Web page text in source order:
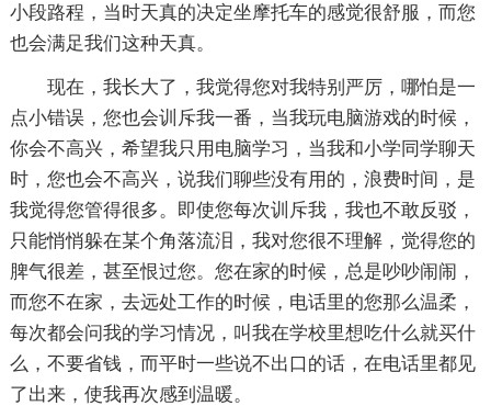
小段路程，当时天真的决定坐摩托车的感觉很舒服，而您
也会满足我们这种天真。
现在，我长大了，我觉得您对我特别严厉，哪怕是一
点小错误，您也会训斥我一番，当我玩电脑游戏的时候，
你会不高兴，希望我只用电脑学习，当我和小学同学聊天
时，您也会不高兴，说我们聊些没有用的，浪费时间，是
我觉得您管得很多。即使您每次训斥我，我也不敢反驳，
只能悄悄躲在某个角落流泪，我对您很不理解，觉得您的
脾气很差，甚至恨过您。您在家的时候，总是吵吵闹闹，
而您不在家，去远处工作的时候，电话里的您那么温柔，
每次都会问我的学习情况，叫我在学校里想吃什么就买什
么，不要省钱，而平时一些说不出口的话，在电话里都见
了出来，使我再次感到温暖。